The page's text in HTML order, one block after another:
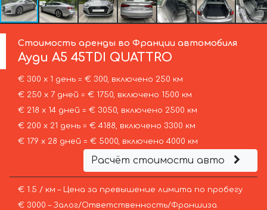
Стоимость аренды во Франции автомобиля
Ауди A5 45TDI QUATTRO
€ 300 х 1 день = € 300, включено 250 км
€ 250 х 7 дней = € 1750, включено 1500 км
€ 218 х 14 дней = € 3050, включено 2500 км
€ 200 х 21 день = € 4188, включено 3300 км
€ 179 х 28 дней = € 5000, включено 4000 км
Расчёт стоимости авто
€ 1.5 / км – Цена за превышение лимита по пробегу
€ 3000 – Залог/Ответственность/Франшиза.